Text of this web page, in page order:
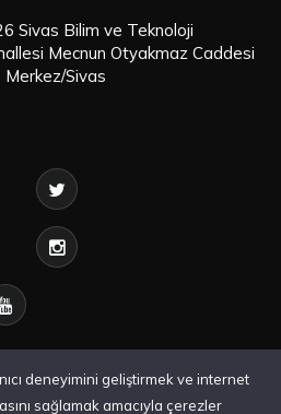
Sivas Bilim ve Teknoloji
Mecnun Otyakmaz Caddesi
Merkez/Sivas
deneyimini geliştirmek ve internet
sağlamak amacıyla çerezler